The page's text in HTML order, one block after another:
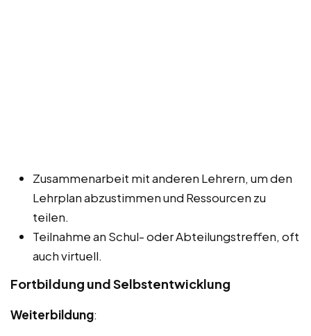
Zusammenarbeit mit anderen Lehrern, um den
Lehrplan abzustimmen und Ressourcen zu
teilen.
Teilnahme an Schul- oder Abteilungstreffen, oft
auch virtuell.
Fortbildung und Selbstentwicklung
Weiterbildung: